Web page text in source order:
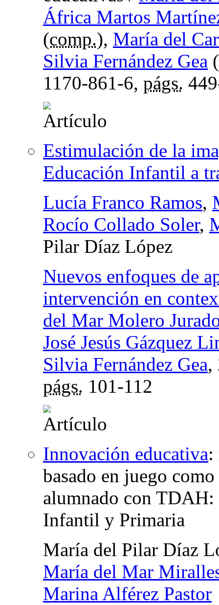
África Martos
(comp.), María del
Silvia Fernández Gea (
1170-861-6, págs.
Estimulación de la
Educación Infantil a
Lucía Franco Ramos,
Rocío Collado Soler,
Pilar Díaz López
Nuevos enfoques de
intervención en
del Mar Molero
José Jesús Gázquez
Silvia Fernández Gea,
págs. 101-112
Innovación educativa:
basado en juego
alumnado con
Infantil y Primaria
María del Pilar Díaz
María del Mar
Marina Alférez Pastor